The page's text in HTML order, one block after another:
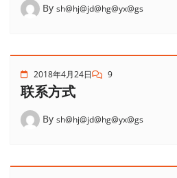
By sh@hj@jd@hg@yx@gs
2018年4月24日 9
联系方式
By sh@hj@jd@hg@yx@gs